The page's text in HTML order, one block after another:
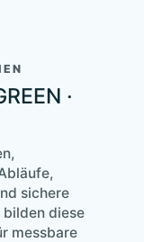
·
sichere
diese
messbare